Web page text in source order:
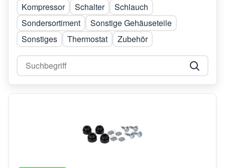
Kompressor
Schalter
Schlauch
Sondersortiment
Sonstige Gehäuseteile
Sonstiges
Thermostat Zubehör